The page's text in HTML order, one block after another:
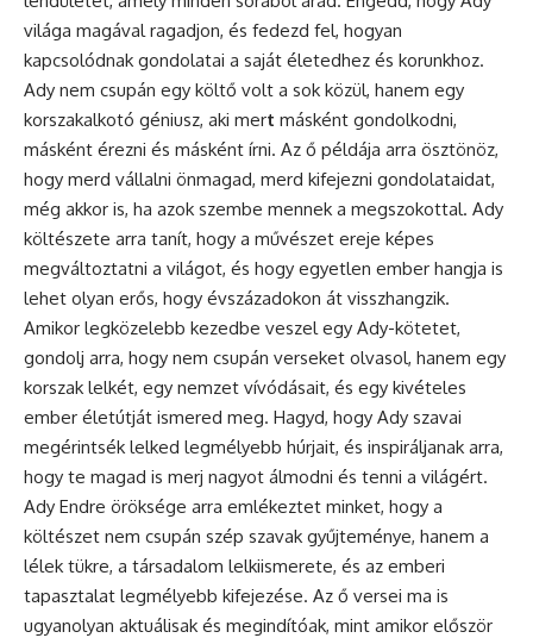
világa magával ragadjon, és fedezd fel, hogyan
kapcsolódnak gondolatai a saját életedhez és korunkhoz.
Ady nem csupán egy költő volt a sok közül, hanem egy
korszakalkotó géniusz, aki mert másként gondolkodni,
másként érezni és másként írni. Az ő példája arra ösztönöz,
hogy merd vállalni önmagad, merd kifejezni gondolataidat,
még akkor is, ha azok szembe mennek a megszokottal. Ady
költészete arra tanít, hogy a művészet ereje képes
megváltoztatni a világot, és hogy egyetlen ember hangja is
lehet olyan erős, hogy évszázadokon át visszhangzik.
Amikor legközelebb kezedbe veszel egy Ady-kötetet,
gondolj arra, hogy nem csupán verseket olvasol, hanem egy
korszak lelkét, egy nemzet vívódásait, és egy kivételes
ember életútját ismered meg. Hagyd, hogy Ady szavai
megérintsék lelked legmélyebb húrjait, és inspiráljanak arra,
hogy te magad is merj nagyot álmodni és tenni a világért.
Ady Endre öröksége arra emlékeztet minket, hogy a
költészet nem csupán szép szavak gyűjteménye, hanem a
lélek tükre, a társadalom lelkiismerete, és az emberi
tapasztalat legmélyebb kifejezése. Az ő versei ma is
ugyanolyan aktuálisak és megindítóak, mint amikor először